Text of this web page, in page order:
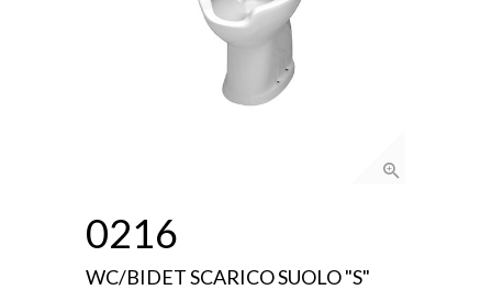
0216
WC/BIDET SCARICO SUOLO "S"